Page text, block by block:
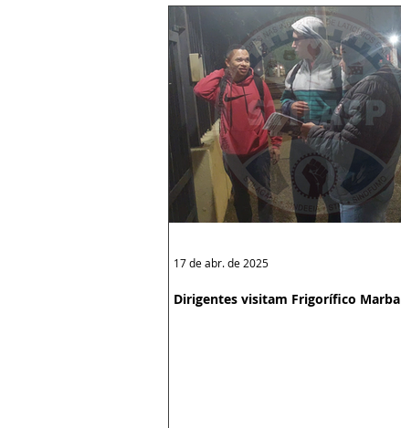
Dirigentes visitam Frigorífico Marba
17 de abr. de 2025